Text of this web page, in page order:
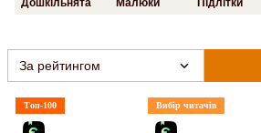
Дошкільнята Малюки Підлітки
За рейтингом
Топ-100 Вибір читачів